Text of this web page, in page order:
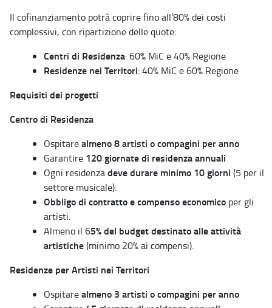
Il cofinanziamento potrà coprire fino all’80% dei costi
complessivi, con ripartizione delle quote:
Centri di Residenza: 60% MiC e 40% Regione
Residenze nei Territori: 40% MiC e 60% Regione
Requisiti dei progetti
Centro di Residenza
Ospitarealmeno 8 artisti o compagini per anno
Garantire 120 giornate di residenza annuali
Ogni residenzadeve durare minimo 10 giorni (5 per il
settore musicale).
Obbligo di contratto e compenso economico per gli
artisti.
Almeno il 65% del budget destinato alle attività
artistiche(minimo 20% ai compensi).
Residenze per Artisti nei Territori
Ospitarealmeno 3 artisti o compagini per anno